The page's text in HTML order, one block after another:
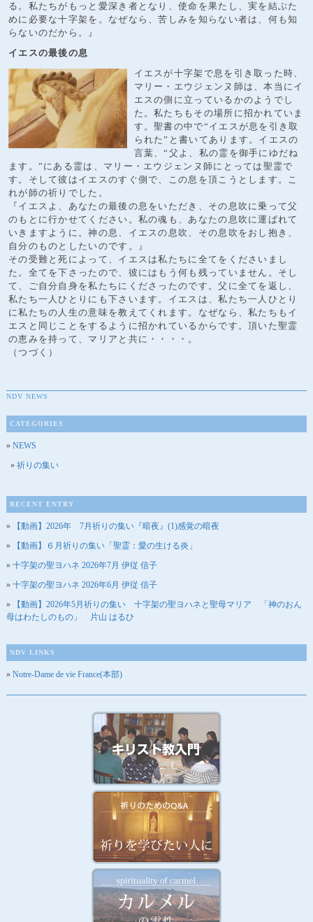
る。私たちがもっと愛深き者となり、使命を果たし、実を結ぶた
めに必要な十字架を。なぜなら、苦しみを知らない者は、何も知
らないのだから。』
イエスの最後の息
イエスが十字架で息を引き取った時、
マリー・エウジェンヌ師は、本当にイ
エスの側に立っているかのようでし
た。私たちもその場所に招かれていま
す。聖書の中で“イエスが息を引き取
られた”と書いてあります。イエスの
言葉、“父よ、私の霊を御手にゆだね
ます。”にある霊は、マリー・エウジェンヌ師にとっては聖霊で
す。そして彼はイエスのすぐ側で、この息を頂こうとします。こ
れが師の祈りでした。
『イエスよ、あなたの最後の息をいただき、その息吹に乗って父
のもとに行かせてください。私の魂も、あなたの息吹に運ばれて
いきますように。神の息、イエスの息吹、その息吹をおし抱き、
自分のものとしたいのです。』
その受難と死によって、イエスは私たちに全てをくださいまし
た。全てを下さったので、彼にはもう何も残っていません。そし
て、ご自分自身を私たちにくださったのです。父に全てを返し、
私たち一人ひとりにも下さいます。イエスは、私たち一人ひとり
に私たちの人生の意味を教えてくれます。なぜなら、私たちもイ
エスと同じことをするように招かれているからです。頂いた聖霊
の恵みを持って、マリアと共に・・・・。
（つづく）
NDV NEWS
CATEGORIES
NEWS
祈りの集い
RECENT ENTRY
【動画】2026年 7月祈りの集い『暗夜』(1)感覚の暗夜
【動画】６月祈りの集い「聖霊：愛の生ける炎」
十字架の聖ヨハネ 2026年7月 伊従 信子
十字架の聖ヨハネ 2026年6月 伊従 信子
【動画】2026年5月祈りの集い 十字架の聖ヨハネと聖母マリア 「神のおん
母はわたしのもの」 片山 はるひ
NDV LINKS
Notre-Dame de vie France(本部)